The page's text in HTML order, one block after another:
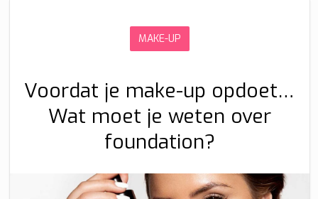
MAKE-UP
Voordat je make-up opdoet…
Wat moet je weten over
foundation?